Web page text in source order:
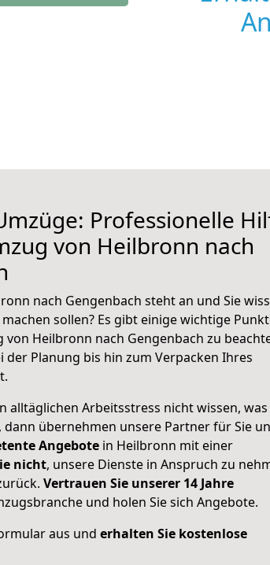
Professionelle
von Heilbronn nach
nach Gengenbach steht an und Sie
sollen? Es gibt einige wichtige
von Heilbronn nach Gengenbach zu
der Planung bis hin zum Verpacken Ihres
alltäglichen Arbeitsstress nicht wissen, was
übernehmen unsere Partner für Sie
Angebote in Heilbronn mit einer
nicht, unsere Dienste in Anspruch zu
Vertrauen Sie unserer 14 Jahre
und holen Sie sich Angebote.
aus und erhalten Sie kostenlose